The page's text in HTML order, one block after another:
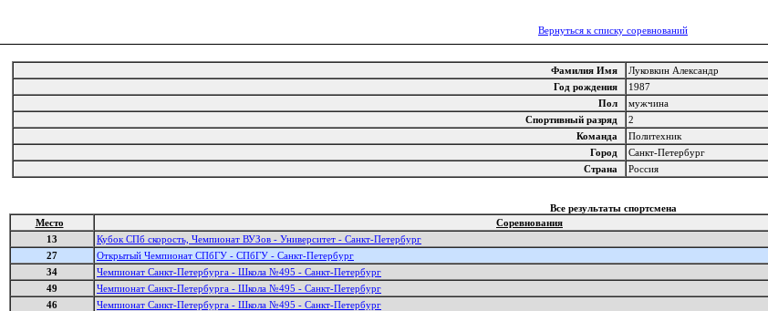
Вернуться к списку соревнований
Фамилия Имя
Луковкин Александр
Год рождения
1987
Пол
мужчина
Спортивный разряд
2
Команда
Политехник
Город
Санкт-Петербург
Страна
Россия
Все результаты спортсмена
Место
Соревнования
13
Кубок СПб скорость, Чемпионат ВУЗов - Университет - Санкт-Петербург
27
Открытый Чемпионат СПбГУ - СПбГУ - Санкт-Петербург
34
Чемпионат Санкт-Петербурга - Школа №495 - Санкт-Петербург
49
Чемпионат Санкт-Петербурга - Школа №495 - Санкт-Петербург
46
Чемпионат Санкт-Петербурга - Школа №495 - Санкт-Петербург